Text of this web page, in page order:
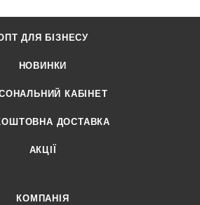
ДЛЯ БІЗНЕСУ
НОВИНКИ
КАБІНЕТ
ДОСТАВКА
АКЦІЇ
КОМПАНІЯ